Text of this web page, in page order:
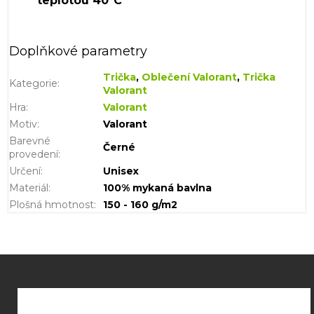
Doplňkové parametry
Kategorie: Trička, Oblečení Valorant, Trička
Valorant
Hra:
Valorant
Motiv:
Valorant
Barevné
provedení:
Černé
Určení:
Unisex
Materiál :
100% mykaná bavlna
Plošná hmotnost: 150 - 160 g/m2